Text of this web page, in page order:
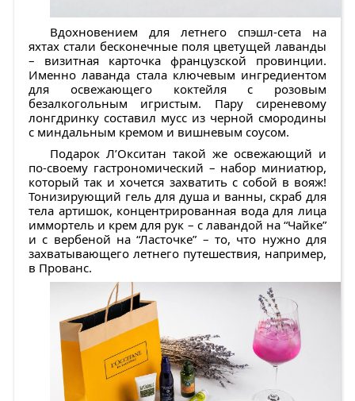
Вдохновением для летнего спэшл-сета на
яхтах стали бесконечные поля цветущей лаванды
– визитная карточка французской провинции.
Именно лаванда стала ключевым ингредиентом
для освежающего коктейля с розовым
безалкогольным игристым. Пару сиреневому
лонгдринку составил мусс из черной смородины
с миндальным кремом и вишневым соусом.
Подарок Л’Окситан такой же освежающий и
по-своему гастрономический – набор миниатюр,
который так и хочется захватить с собой в вояж!
Тонизирующий гель для душа и ванны, скраб для
тела артишок, концентрированная вода для лица
иммортель и крем для рук – с лавандой на “Чайке”
и с вербеной на “Ласточке” – то, что нужно для
захватывающего летнего путешествия, например,
в Прованс.